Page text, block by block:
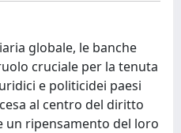
globale, le banche
cruciale per la tenuta
e politicidei paesi
al centro del diritto
un ripensamento del loro